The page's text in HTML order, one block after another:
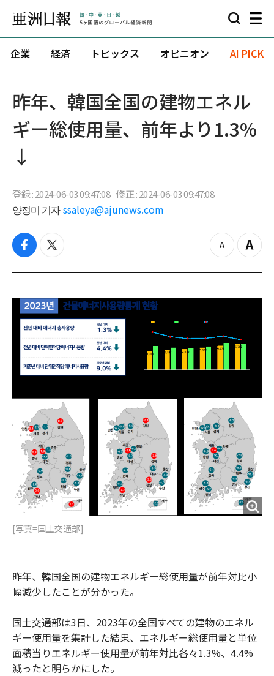
企業 経済 トピックス オピニオン AI PICK
昨年、韓国全国の建物エネル
ギー総使用量、前年より1.3%
↓
登録 : 2024-06-03 09:47:08 修正 : 2024-06-03 09:47:08
양정미 기자 ssaleya@ajunews.com
f
c
b
o
o
k
t
i
t
e
r
z
o
o
Z
o
i
[写真=国土交通部]
昨年、韓国全国の建物エネルギー総使用量が前年対比小
幅減少したことが分かった。
国土交通部は3日、2023年の全国すべての建物のエネル
ギー使用量を集計した結果、エネルギー総使用量と単位
面積当りエネルギー使用量が前年対比各々1.3%、4.4%
減ったと明らかにした。